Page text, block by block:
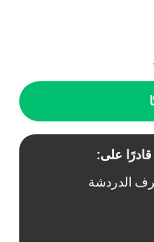
.
على:
الدردشة